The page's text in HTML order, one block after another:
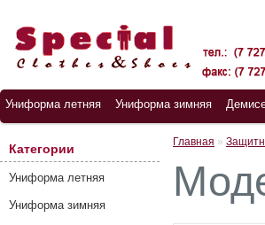
Униформа летняя Униформа зимняя
Категории
Униформа летняя
Униформа зимняя
Главная »